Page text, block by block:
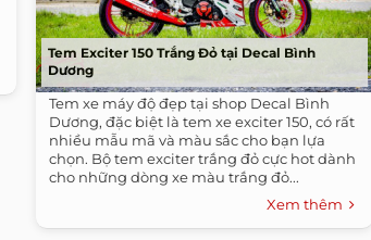
Tem Exciter 150 Trắng Đỏ tại Decal Bình
Dương
Tem xe máy độ đẹp tại shop Decal Bình
Dương, đặc biệt là tem xe exciter 150, có rất
nhiều mẫu mã và màu sắc cho bạn lựa
chọn. Bộ tem exciter trắng đỏ cực hot dành
cho những dòng xe màu trắng đỏ...
Xem thêm